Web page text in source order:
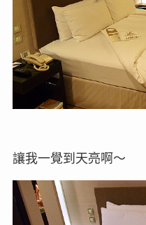
讓我一覺到天亮啊～